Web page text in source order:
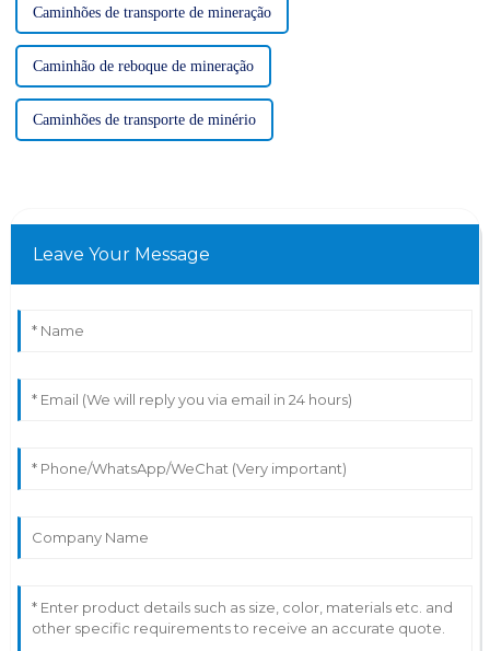
Caminhões de transporte de mineração
Caminhão de reboque de mineração
Caminhões de transporte de minério
Leave Your Message